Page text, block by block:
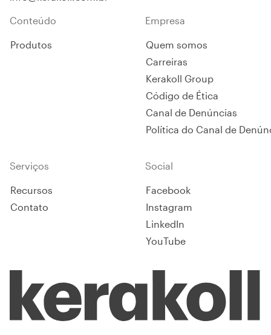
Conteúdo
Produtos
Empresa
Quem somos
Carreiras
Kerakoll Group
Código de Ética
Canal de Denúncias
Política do Canal de
Serviços
Recursos
Contato
Social
Facebook
Instagram
LinkedIn
YouTube